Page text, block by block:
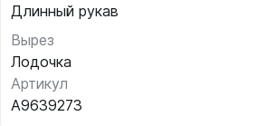
Длинный рукав
Вырез
Лодочка
Артикул
A9639273